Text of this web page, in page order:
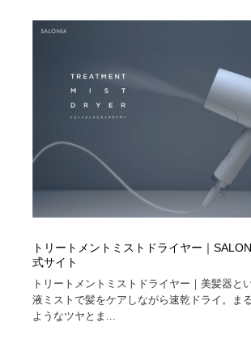
トリートメントミストドライヤー｜
式サイト
トリートメントミストドライヤー｜美髪器と
液ミストで髪をケアしながら速乾ドライ。ま
ようなツヤとま...